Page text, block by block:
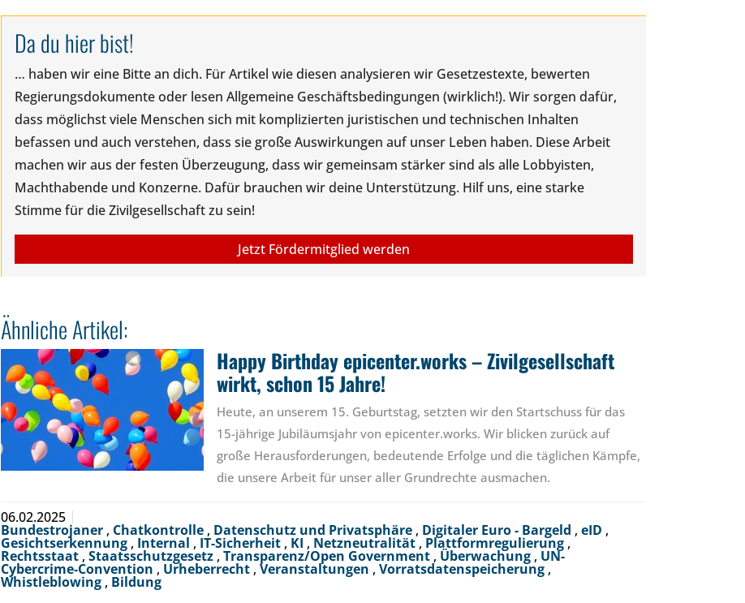
Da du hier bist!
… haben wir eine Bitte an dich. Für Artikel wie diesen analysieren wir Gesetzestexte, bewerten
Regierungsdokumente oder lesen Allgemeine Geschäftsbedingungen (wirklich!). Wir sorgen dafür,
dass möglichst viele Menschen sich mit komplizierten juristischen und technischen Inhalten
befassen und auch verstehen, dass sie große Auswirkungen auf unser Leben haben. Diese Arbeit
machen wir aus der festen Überzeugung, dass wir gemeinsam stärker sind als alle Lobbyisten,
Machthabende und Konzerne. Dafür brauchen wir deine Unterstützung. Hilf uns, eine starke
Stimme für die Zivilgesellschaft zu sein!
Jetzt Fördermitglied werden
Ähnliche Artikel:
Happy Birthday epicenter.works – Zivilgesellschaft
wirkt, schon 15 Jahre!
Heute, an unserem 15. Geburtstag, setzten wir den Startschuss für das
15-jährige Jubiläumsjahr von epicenter.works. Wir blicken zurück auf
große Herausforderungen, bedeutende Erfolge und die täglichen Kämpfe,
die unsere Arbeit für unser aller Grundrechte ausmachen.
06.02.2025
Bundestrojaner , Chatkontrolle , Datenschutz und Privatsphäre , Digitaler Euro - Bargeld , eID ,
Gesichtserkennung , Internal , IT-Sicherheit , KI , Netzneutralität , Plattformregulierung ,
Rechtsstaat , Staatsschutzgesetz , Transparenz/Open Government , Überwachung , UN-
Cybercrime-Convention , Urheberrecht , Veranstaltungen , Vorratsdatenspeicherung ,
Whistleblowing , Bildung